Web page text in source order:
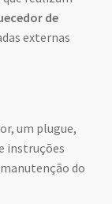
de
externas
um plugue,
instruções
do